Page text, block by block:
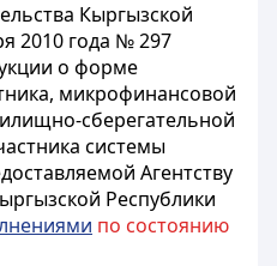
Кыргызской
2010 года № 297
о форме
микрофинансовой
сберегательной
системы
Агентству
Республики
по состоянию